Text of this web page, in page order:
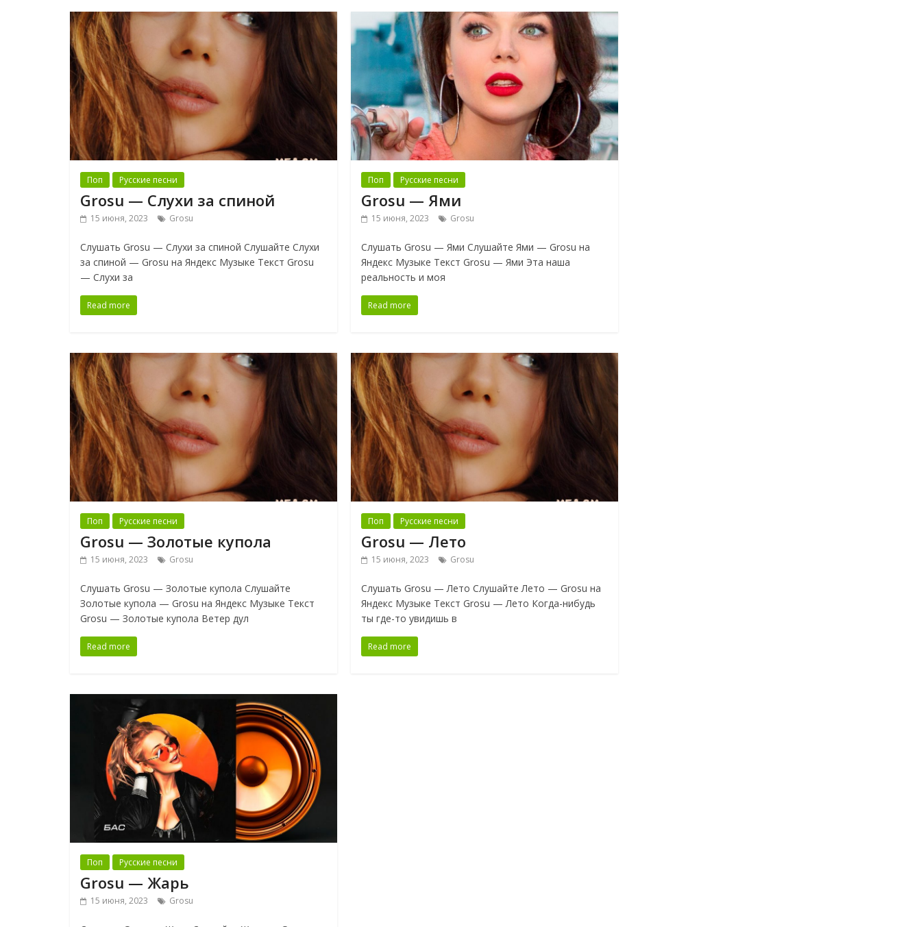
Поп Русские песни
Grosu — Слухи за спиной
15 июня, 2023 Grosu
Слушать Grosu — Слухи за спиной Слушайте Слухи
за спиной — Grosu на Яндекс Музыке Текст Grosu
— Слухи за
Read more
Поп Русские песни
Grosu — Ями
15 июня, 2023 Grosu
Слушать Grosu — Ями Слушайте Ями — Grosu на
Яндекс Музыке Текст Grosu — Ями Эта наша
реальность и моя
Read more
Поп Русские песни
Grosu — Золотые купола
15 июня, 2023 Grosu
Слушать Grosu — Золотые купола Слушайте
Золотые купола — Grosu на Яндекс Музыке Текст
Grosu — Золотые купола Ветер дул
Read more
Поп Русские песни
Grosu — Лето
15 июня, 2023 Grosu
Слушать Grosu — Лето Слушайте Лето — Grosu на
Яндекс Музыке Текст Grosu — Лето Когда-нибудь
ты где-то увидишь в
Read more
Поп Русские песни
Grosu — Жарь
15 июня, 2023 Grosu